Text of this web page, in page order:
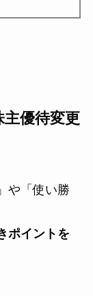
優待変更
や「使い勝
ポイントを